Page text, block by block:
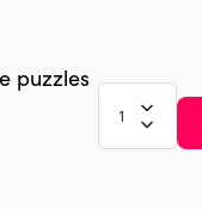
puzzles